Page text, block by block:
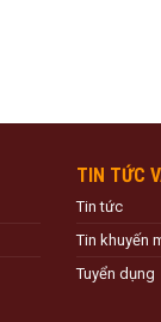
TIN TỨC
Tin tức
Tin khuyến
Tuyển dụng